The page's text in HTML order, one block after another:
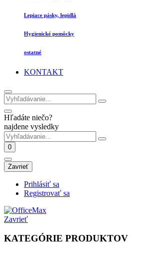
Lepiace pásky, lepidlá
Hygienické pomôcky
ostatné
KONTAKT
Hľadáte niečo?
najdene vysledky
0
Zavrieť
Prihlásiť sa
Registrovať sa
Zavrieť
KATEGÓRIE PRODUKTOV